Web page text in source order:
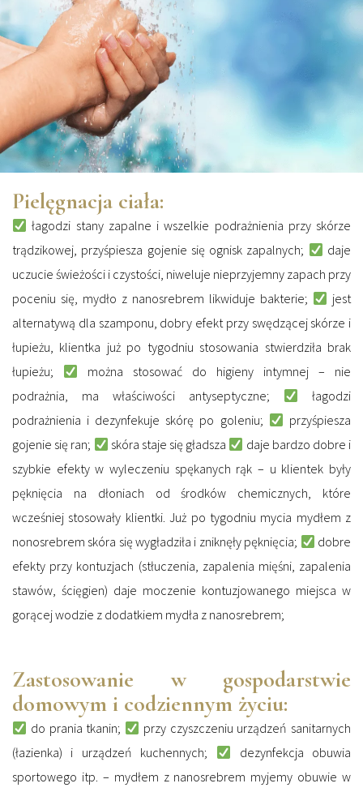
Pielęgnacja ciała:
łagodzi stany zapalne i wszelkie podrażnienia przy skórze
trądzikowej, przyśpiesza gojenie się ognisk zapalnych;
daje
uczucie świeżości i czystości, niweluje nieprzyjemny zapach przy
poceniu się, mydło z nanosrebrem likwiduje bakterie;
jest
alternatywą dla szamponu, dobry efekt przy swędzącej skórze i
łupieżu, klientka już po tygodniu stosowania stwierdziła brak
łupieżu;
można stosować do higieny intymnej – nie
podrażnia, ma właściwości antyseptyczne;
łagodzi
podrażnienia i dezynfekuje skórę po goleniu;
przyśpiesza
gojenie się ran;
skóra staje się gładsza
daje bardzo dobre i
szybkie efekty w wyleczeniu spękanych rąk – u klientek były
pęknięcia na dłoniach od środków chemicznych, które
wcześniej stosowały klientki. Już po tygodniu mycia mydłem z
nonosrebrem skóra się wygładziła i zniknęły pęknięcia;
dobre
efekty przy kontuzjach (stłuczenia, zapalenia mięśni, zapalenia
stawów, ścięgien) daje moczenie kontuzjowanego miejsca w
gorącej wodzie z dodatkiem mydła z nanosrebrem;
Zastosowanie w gospodarstwie
domowym i codziennym życiu:
do prania tkanin;
przy czyszczeniu urządzeń sanitarnych
(łazienka) i urządzeń kuchennych;
dezynfekcja obuwia
sportowego itp. – mydłem z nanosrebrem myjemy obuwie w